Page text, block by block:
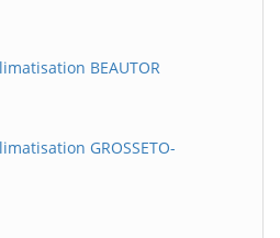
BEAUTOR
GROSSETO-